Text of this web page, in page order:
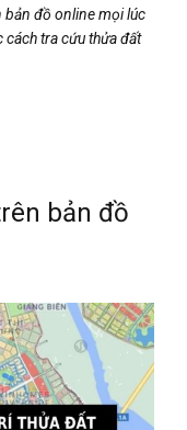
bản đồ online mọi lúc
cách tra cứu thửa đất
bản đồ